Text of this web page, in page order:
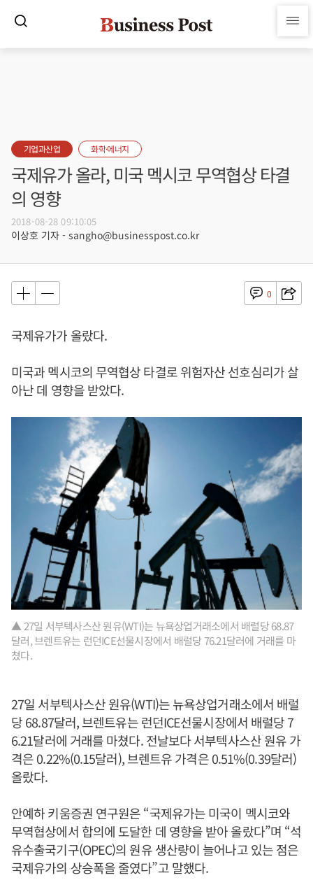
기업과산업 화학·에너지
국제유가 올라, 미국 멕시코 무역협상 타결
의 영향
2018-08-28 09:10:05
이상호 기자 - sangho@businesspost.co.kr
0
국제유가가 올랐다.
미국과 멕시코의 무역협상 타결로 위험자산 선호심리가 살
아난 데 영향을 받았다.
▲ 27일 서부텍사스산 원유(WTI)는 뉴욕상업거래소에서 배럴당 68.87
달러, 브렌트유는 런던ICE선물시장에서 배럴당 76.21달러에 거래를 마
쳤다.
27일 서부텍사스산 원유(WTI)는 뉴욕상업거래소에서 배럴
당 68.87달러, 브렌트유는 런던ICE선물시장에서 배럴당 7
6.21달러에 거래를 마쳤다. 전날보다 서부텍사스산 원유 가
격은 0.22%(0.15달러), 브렌트유 가격은 0.51%(0.39달러)
올랐다.
안예하 키움증권 연구원은 “국제유가는 미국이 멕시코와
무역협상에서 합의에 도달한 데 영향을 받아 올랐다”며 “석
유수출국기구(OPEC)의 원유 생산량이 늘어나고 있는 점은
국제유가의 상승폭을 줄였다”고 말했다.